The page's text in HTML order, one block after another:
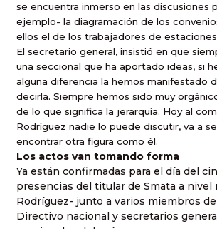
se encuentra inmerso en las discusiones
ejemplo- la diagramación de los
ellos el de los trabajadores de
El secretario general, insistió en que
una seccional que ha aportado ideas, si
alguna diferencia la hemos manifestado
decirla. Siempre hemos sido muy
de lo que significa la jerarquía. Hoy al
Rodríguez nadie lo puede discutir, va a
encontrar otra figura como él.
Los actos van tomando forma
Ya están confirmadas para el día del
presencias del titular de Smata a nivel
Rodríguez- junto a varios miembros
Directivo nacional y secretarios